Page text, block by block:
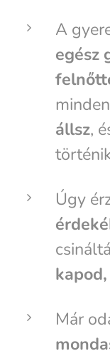
A
egész
állsz,
Úgy
Már